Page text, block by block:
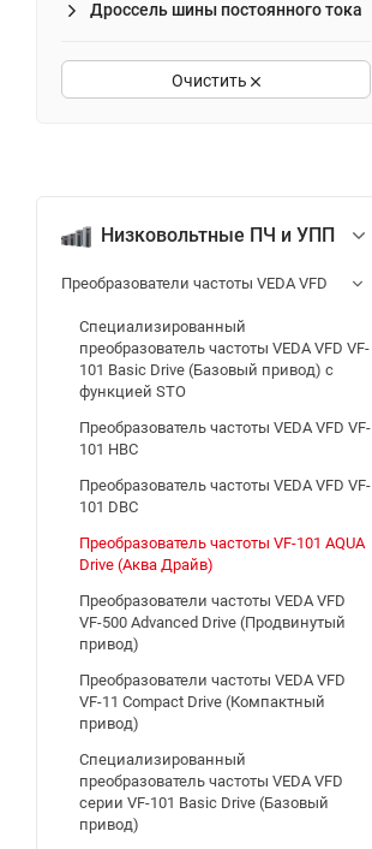
Дроссель шины постоянного тока
Очистить
Низковольтные ПЧ и УПП
Преобразователи частоты VEDA VFD
Специализированный
преобразователь частоты VEDA VFD VF-
101 Basic Drive (Базовый привод) с
функцией STO
Преобразователь частоты VEDA VFD VF-
101 HBC
Преобразователь частоты VEDA VFD VF-
101 DBC
Преобразователь частоты VF-101 AQUA
Drive (Аква Драйв)
Преобразователи частоты VEDA VFD
VF-500 Advanced Drive (Продвинутый
привод)
Преобразователи частоты VEDA VFD
VF-11 Compact Drive (Компактный
привод)
Специализированный
преобразователь частоты VEDA VFD
серии VF-101 Basic Drive (Базовый
привод)